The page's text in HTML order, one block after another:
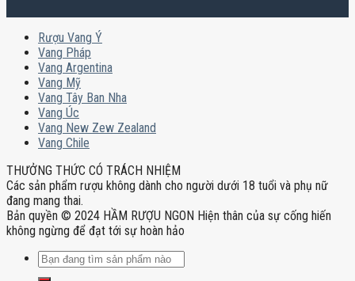
Rượu Vang Ý
Vang Pháp
Vang Argentina
Vang Mỹ
Vang Tây Ban Nha
Vang Úc
Vang New Zew Zealand
Vang Chile
THƯỞNG THỨC CÓ TRÁCH NHIỆM
Các sản phẩm rượu không dành cho người dưới 18 tuổi và phụ nữ
đang mang thai.
Bản quyền © 2024 HẦM RƯỢU NGON Hiện thân của sự cống hiến
không ngừng để đạt tới sự hoàn hảo
Tìm
kiếm: